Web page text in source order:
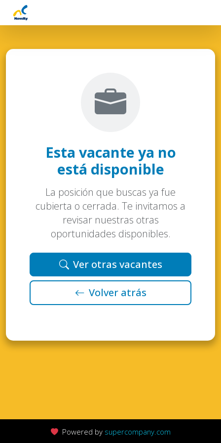
Esta vacante ya no
está disponible
La posición que buscas ya fue
cubierta o cerrada. Te invitamos a
revisar nuestras otras
oportunidades disponibles.
Ver otras vacantes
Volver atrás
Powered by supercompany.com